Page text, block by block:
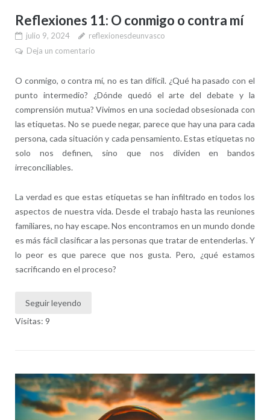
Reflexiones 11: O conmigo o contra mí
julio 9, 2024
reflexionesdeunvasco
Deja un comentario
O conmigo, o contra mí, no es tan difícil. ¿Qué ha pasado con el
punto intermedio? ¿Dónde quedó el arte del debate y la
comprensión mutua? Vivimos en una sociedad obsesionada con
las etiquetas. No se puede negar, parece que hay una para cada
persona, cada situación y cada pensamiento. Estas etiquetas no
solo nos definen, sino que nos dividen en bandos
irreconciliables.
La verdad es que estas etiquetas se han infiltrado en todos los
aspectos de nuestra vida. Desde el trabajo hasta las reuniones
familiares, no hay escape. Nos encontramos en un mundo donde
es más fácil clasificar a las personas que tratar de entenderlas. Y
lo peor es que parece que nos gusta. Pero, ¿qué estamos
sacrificando en el proceso?
Seguir leyendo
Visitas: 9